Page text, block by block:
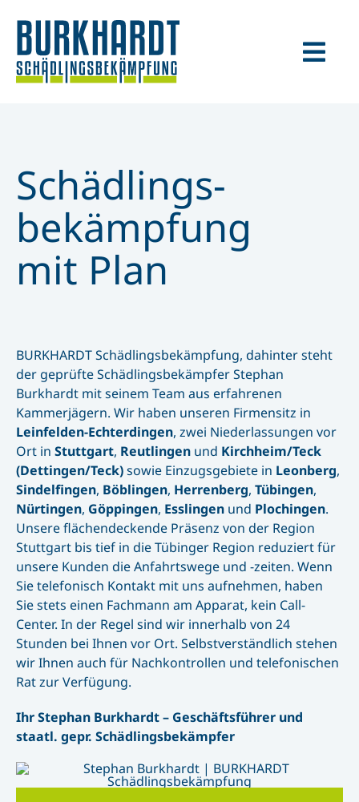
content
Schädlinge
Geschäftskunden
News
Kontakt
Schädlings-
bekämpfung
mit Plan
BURKHARDT Schädlingsbekämpfung, dahinter steht
der geprüfte Schädlingsbekämpfer Stephan
Burkhardt mit seinem Team aus erfahrenen
Kammerjägern. Wir haben unseren Firmensitz in
Leinfelden-Echterdingen, zwei Niederlassungen vor
Ort in Stuttgart, Reutlingenund Kirchheim/Teck
(Dettingen/Teck)sowie Einzugsgebiete in Leonberg,
Sindelfingen, Böblingen, Herrenberg, Tübingen,
Nürtingen, Göppingen, Esslingenund Plochingen.
Unsere flächendeckende Präsenz von der Region
Stuttgart bis tief in die Tübinger Region reduziert für
unsere Kunden die Anfahrtswege und -zeiten. Wenn
Sie telefonisch Kontakt mit uns aufnehmen, haben
Sie stets einen Fachmann am Apparat, kein Call-
Center. In der Regel sind wir innerhalb von 24
Stunden bei Ihnen vor Ort. Selbstverständlich stehen
wir Ihnen auch für Nachkontrollen und telefonischen
Rat zur Verfügung.
Ihr Stephan Burkhardt – Geschäftsführer und
staatl. gepr. Schädlingsbekämpfer